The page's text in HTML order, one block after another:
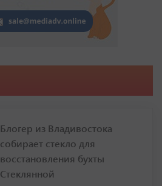
Блогер из Владивостока
собирает стекло для
восстановления бухты
Стеклянной